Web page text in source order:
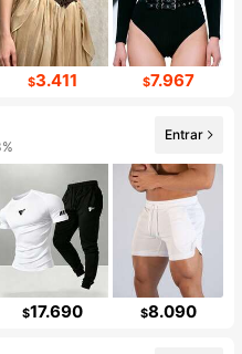
$3.411 $7.967
618%
Entrar
$17.690 $8.090